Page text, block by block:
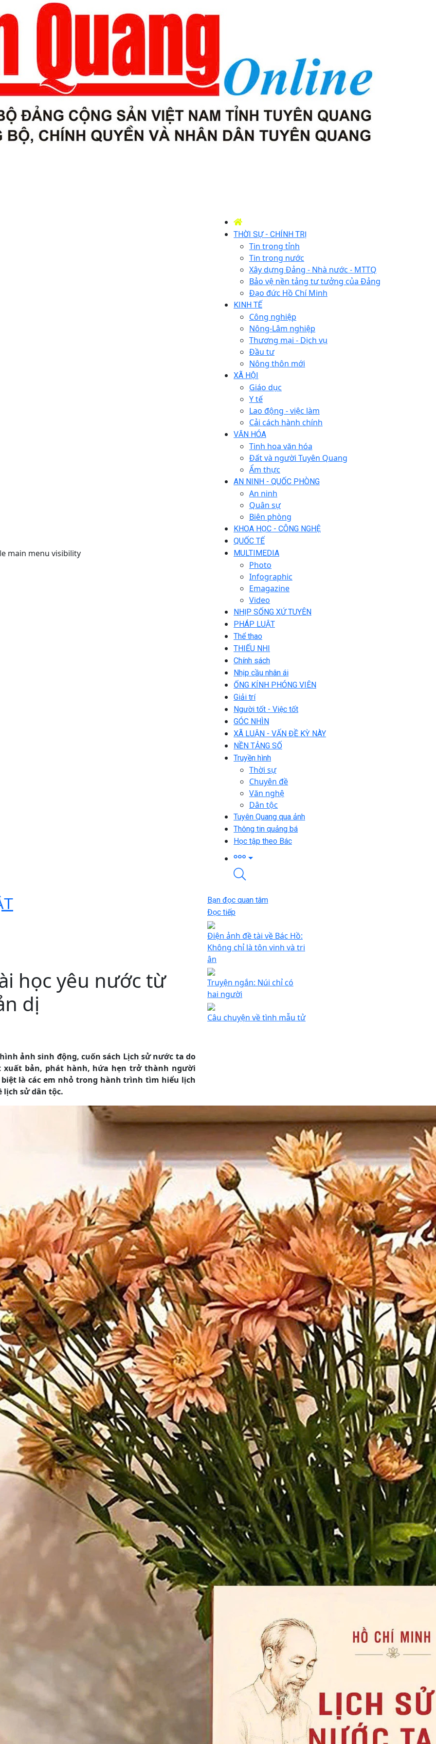
main menu visibility
THỜI SỰ - CHÍNH TRỊ
Tin trong tỉnh
Tin trong nước
Xây dựng Đảng - Nhà nước - MTTQ
Bảo vệ nền tảng tư tưởng của Đảng
Đạo đức Hồ Chí Minh
KINH TẾ
Công nghiệp
Nông-Lâm nghiệp
Thương mại - Dịch vụ
Đầu tư
Nông thôn mới
XÃ HỘI
Giáo dục
Y tế
Lao động - việc làm
Cải cách hành chính
VĂN HÓA
Tinh hoa văn hóa
Đất và người Tuyên Quang
Ẩm thực
AN NINH - QUỐC PHÒNG
An ninh
Quân sự
Biên phòng
KHOA HỌC - CÔNG NGHỆ
QUỐC TẾ
MULTIMEDIA
Photo
Infographic
Emagazine
Video
NHỊP SỐNG XỨ TUYÊN
PHÁP LUẬT
Thể thao
THIẾU NHI
Chính sách
Nhịp cầu nhân ái
ỐNG KÍNH PHÓNG VIÊN
Giải trí
Người tốt - Việc tốt
GÓC NHÌN
XÃ LUẬN - VẤN ĐỀ KỲ NÀY
NỀN TẢNG SỐ
Truyền hình
Thời sự
Chuyên đề
Văn nghệ
Dân tộc
Tuyên Quang qua ảnh
Thông tin quảng bá
Học tập theo Bác
học yêu nước từ
dị
ảnh sinh động, cuốn sách Lịch sử nước ta do
xuất bản, phát hành, hứa hẹn trở thành người
là các em nhỏ trong hành trình tìm hiểu lịch
sử dân tộc.
Bạn đọc quan tâm
Đọc tiếp
Điện ảnh đề tài về Bác Hồ:
Không chỉ là tôn vinh và tri
ân
Truyện ngắn: Núi chỉ có
hai người
Câu chuyện về tình mẫu tử